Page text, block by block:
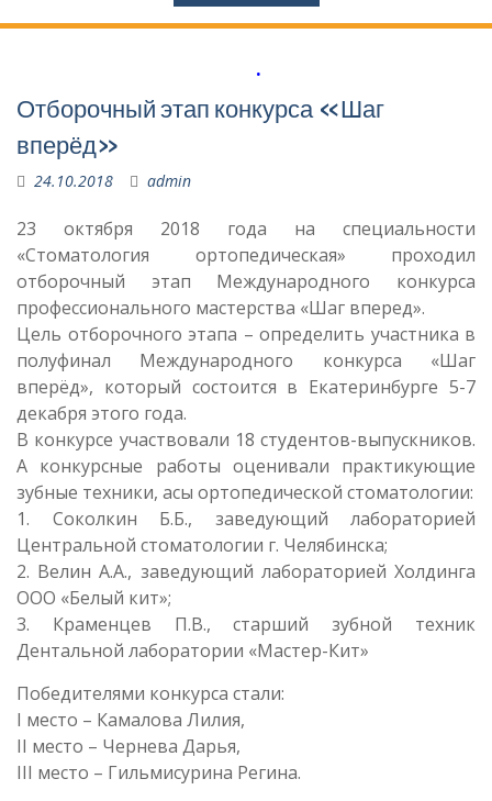
Отборочный этап конкурса «Шаг
вперёд»
24.10.2018 admin
23 октября 2018 года на специальности
«Стоматология ортопедическая» проходил
отборочный этап Международного конкурса
профессионального мастерства «Шаг вперед».
Цель отборочного этапа – определить участника в
полуфинал Международного конкурса «Шаг
вперёд», который состоится в Екатеринбурге 5-7
декабря этого года.
В конкурсе участвовали 18 студентов-выпускников.
А конкурсные работы оценивали практикующие
зубные техники, асы ортопедической стоматологии:
1. Соколкин Б.Б., заведующий лабораторией
Центральной стоматологии г. Челябинска;
2. Велин А.А., заведующий лабораторией Холдинга
ООО «Белый кит»;
3. Краменцев П.В., старший зубной техник
Дентальной лаборатории «Мастер-Кит»
Победителями конкурса стали:
I место – Камалова Лилия,
II место – Чернева Дарья,
III место – Гильмисурина Регина.